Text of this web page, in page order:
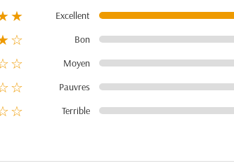
Excellent
Bon
Moyen
Pauvres
Terrible